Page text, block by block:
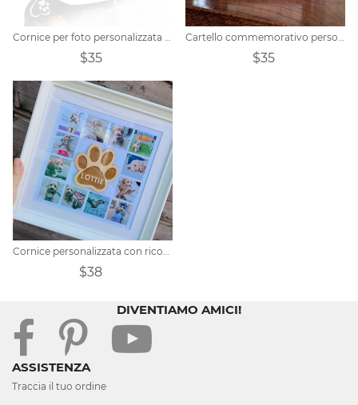
$35 $35
$38
DIVENTIAMO AMICI!
ASSISTENZA
Traccia il tuo ordine